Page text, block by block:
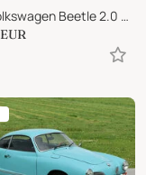
2015 Volkswagen Beetle 2.0 TDI SPORT BMT NAVI TEL 17"SENSORI FULL!
EUR